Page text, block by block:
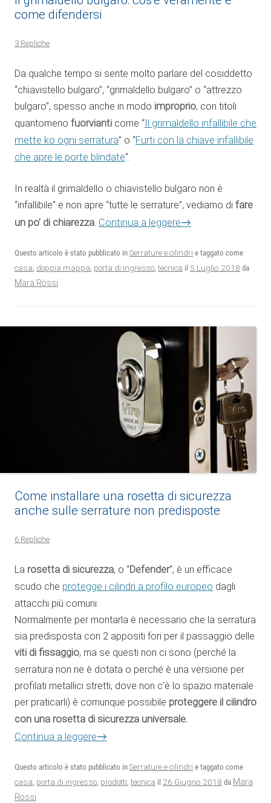
come difendersi
3 Repliche
Da qualche tempo si sente molto parlare del cosiddetto
“chiavistello bulgaro”, “grimaldello bulgaro” o “attrezzo
bulgaro”, spesso anche in modo improprio, con titoli
quantomeno fuorvianti come “Il grimaldello infallibile che
mette ko ogni serratura” o “Furti con la chiave infallibile
che apre le porte blindate“.
In realtà il grimaldello o chiavistello bulgaro non è
“infallibile” e non apre “tutte le serrature”, vediamo di fare
un po’ di chiarezza Continua a leggere→
Questo articolo è stato pubblicato in Serrature e cilindri e taggato come
casa, doppia mappa, porta di ingresso, tecnica il 5 Luglio 2018 da
Mara Rossi
Come installare una rosetta di sicurezza
anche sulle serrature non predisposte
6 Repliche
La rosetta di sicurezza, o “Defender“, è un efficace
scudo che protegge i cilindri a profilo europeo dagli
attacchi più comuni.
Normalmente per montarla è necessario che la serratura
sia predisposta con 2 appositi fori per il passaggio delle
viti di fissaggio, ma se questi non ci sono (perché la
serratura non ne è dotata o perché è una versione per
profilati metallici stretti, dove non c’è lo spazio materiale
per praticarli) è comunque possibile proteggere il cilindro
con una rosetta di sicurezza universale.
Continua a leggere→
Questo articolo è stato pubblicato in Serrature e cilindri e taggato come
casa, porta di ingresso, prodotti, tecnica il 26 Giugno 2018 da Mara
Rossi